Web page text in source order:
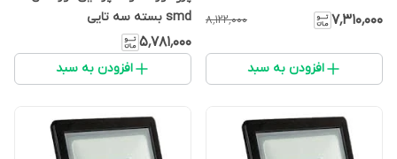
۷٬۳۱۰٬۰۰۰ ۸٬۱۲۲٬۰۰۰
افزودن به سبد
smd بسته سه تایی
۵٬۷۸۱٬۰۰۰
افزودن به سبد